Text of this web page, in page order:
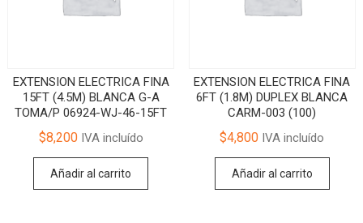
EXTENSION ELECTRICA FINA
15FT (4.5M) BLANCA G-A
TOMA/P 06924-WJ-46-15FT
$8,200IVA incluído
Añadir al carrito
EXTENSION ELECTRICA FINA
6FT (1.8M) DUPLEX BLANCA
CARM-003 (100)
$4,800 IVA incluído
Añadir al carrito